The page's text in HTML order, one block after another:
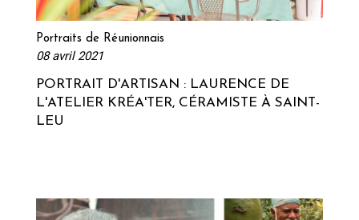
Portraits de Réunionnais
08 avril 2021
PORTRAIT D'ARTISAN : LAURENCE DE
L'ATELIER KRÉA'TER, CÉRAMISTE À SAINT-
LEU